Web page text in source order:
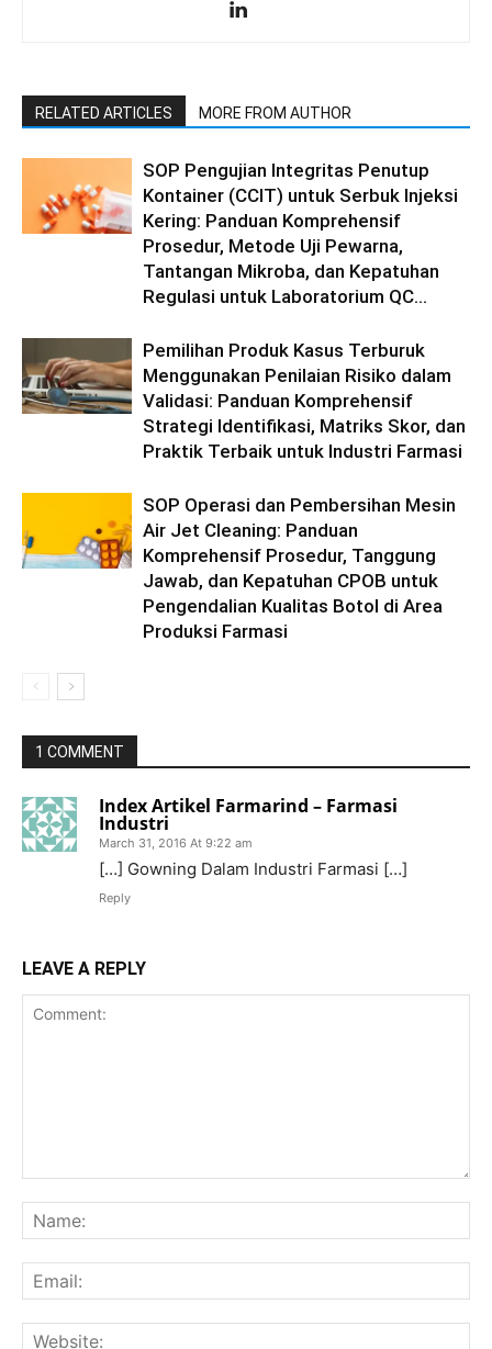
RELATED ARTICLES MORE FROM AUTHOR
SOP Pengujian Integritas Penutup
Kontainer (CCIT) untuk Serbuk Injeksi
Kering: Panduan Komprehensif
Prosedur, Metode Uji Pewarna,
Tantangan Mikroba, dan Kepatuhan
Regulasi untuk Laboratorium QC...
Pemilihan Produk Kasus Terburuk
Menggunakan Penilaian Risiko dalam
Validasi: Panduan Komprehensif
Strategi Identifikasi, Matriks Skor, dan
Praktik Terbaik untuk Industri Farmasi
SOP Operasi dan Pembersihan Mesin
Air Jet Cleaning: Panduan
Komprehensif Prosedur, Tanggung
Jawab, dan Kepatuhan CPOB untuk
Pengendalian Kualitas Botol di Area
Produksi Farmasi
1 COMMENT
Index Artikel Farmarind – Farmasi
Industri
March 31, 2016 At 9:22 am
[…] Gowning Dalam Industri Farmasi […]
Reply
LEAVE A REPLY